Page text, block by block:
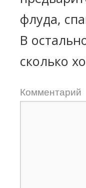
флуда,
В
сколько
Комментарий